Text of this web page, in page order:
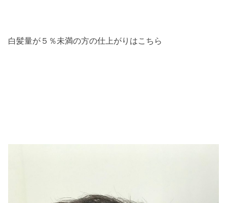
白髪量が５％未満の方の仕上がりはこちら